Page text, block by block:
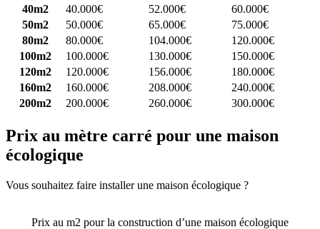
40m2
40.000€ 52.000€
60.000€
50m2
50.000€ 65.000€
75.000€
80m2
80.000€ 104.000€
120.000€
100m2
100.000€ 130.000€
150.000€
120m2
120.000€ 156.000€
180.000€
160m2
160.000€ 208.000€
240.000€
200m2
200.000€ 260.000€ 300.000€
Prix au mètre carré pour une maison
écologique
Vous souhaitez faire installer une maison écologique ?
Prix au m2 pour la construction d’une maison écologique